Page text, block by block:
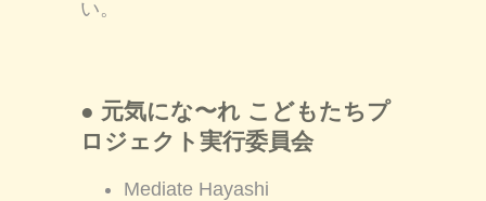
い。
● 元気にな〜れ こどもたちプ
ロジェクト実行委員会
Mediate Hayashi